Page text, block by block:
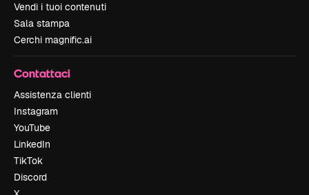
Vendi i tuoi contenuti
Sala stampa
Cerchi magnific.ai
Contattaci
Assistenza clienti
Instagram
YouTube
LinkedIn
TikTok
Discord